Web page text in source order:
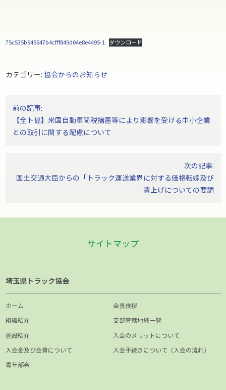
75c535b945647b4cfff849d04e8e4495-1 ダウンロード
カテゴリー: 協会からのお知らせ
投
稿
ナ
前の記事:
【全ト協】米国自動車関税措置等により影響を受ける中小企業
との取引に関する配慮について
次の記事:
国土交通大臣からの「トラック運送業界に対する価格転嫁及び
賃上げについての要請
サイトマップ
埼玉県トラック協会
ホーム
会長挨拶
組織紹介
支部管轄地域一覧
施設紹介
入会のメリットについて
入会金及び会費について
入会手続きについて（入会の流れ）
青年部会